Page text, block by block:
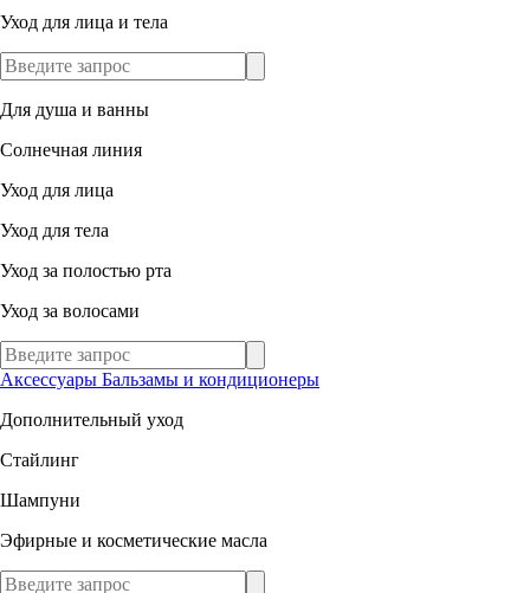
Уход для лица и тела
Для душа и ванны
Солнечная линия
Уход для лица
Уход для тела
Уход за полостью рта
Уход за волосами
Аксессуары Бальзамы и кондиционеры
Дополнительный уход
Стайлинг
Шампуни
Эфирные и косметические масла